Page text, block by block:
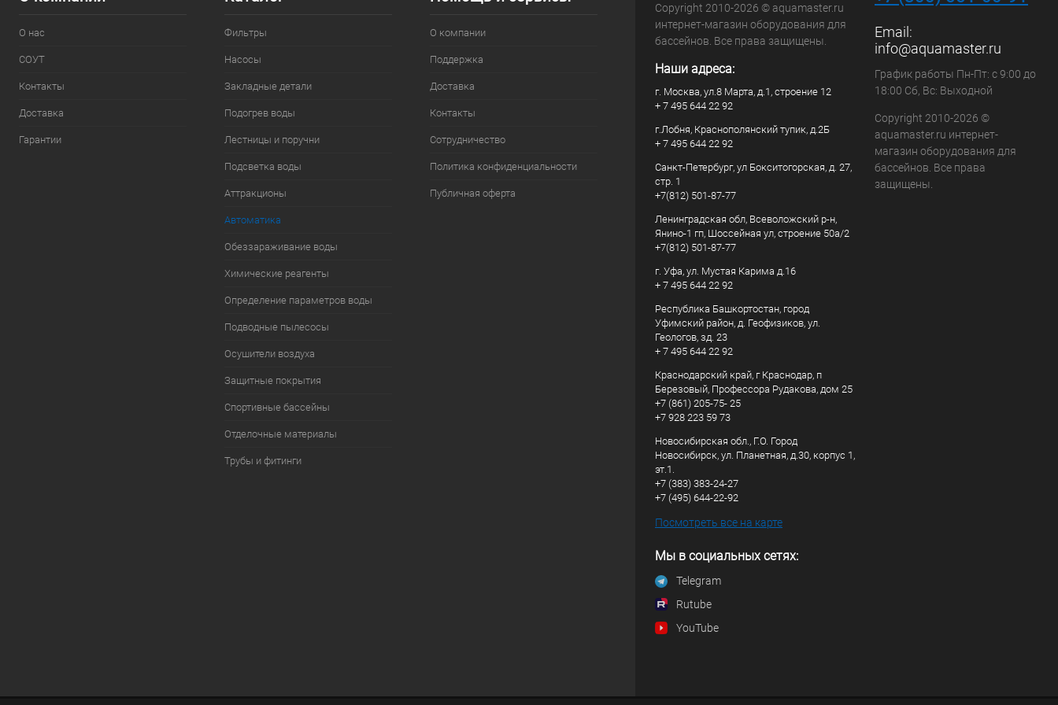
О нас
СОУТ
Контакты
Доставка
Гарантии
Фильтры
Насосы
Закладные детали
Подогрев воды
Лестницы и поручни
Подсветка воды
Аттракционы
Автоматика
Обеззараживание воды
Химические реагенты
Определение параметров воды
Подводные пылесосы
Осушители воздуха
Защитные покрытия
Спортивные бассейны
Отделочные материалы
Трубы и фитинги
О компании
Поддержка
Доставка
Контакты
Сотрудничество
Политика конфиденциальности
Публичная оферта
Copyright 2010-2026 © aquamaster.ru
интернет-магазин оборудования для
бассейнов. Все права защищены.
Наши адреса:
г. Москва, ул.8 Марта, д.1, строение 12
+ 7 495 644 22 92
г.Лобня, Краснополянский тупик, д.2Б
+ 7 495 644 22 92
Санкт-Петербург, ул Бокситогорская, д. 27,
стр. 1
+7(812) 501-87-77
Ленинградская обл, Всеволожский р-н,
Янино-1 гп, Шоссейная ул, строение 50а/2
+7(812) 501-87-77
г. Уфа, ул. Мустая Карима д.16
+ 7 495 644 22 92
Республика Башкортостан, город
Уфимский район, д. Геофизиков, ул.
Геологов, зд. 23
+ 7 495 644 22 92
Краснодарский край, г Краснодар, п
Березовый, Профессора Рудакова, дом 25
+7 (861) 205-75- 25
+7 928 223 59 73
Новосибирская обл., Г.О. Город
Новосибирск, ул. Планетная, д.30, корпус 1,
эт.1.
+7 (383) 383-24-27
+7 (495) 644-22-92
Посмотреть все на карте
Мы в социальных сетях:
Telegram
Rutube
YouTube
Email:
info@aquamaster.ru
График работы Пн-Пт: с 9:00 до
18:00 Сб, Вс: Выходной
Copyright 2010-2026 ©
aquamaster.ru интернет-
магазин оборудования для
бассейнов. Все права
защищены.